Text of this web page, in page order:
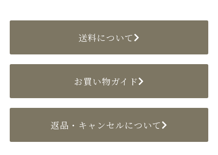
送料について
お買い物ガイド
返品・キャンセルについて